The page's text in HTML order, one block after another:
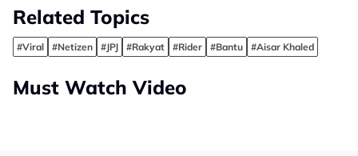
Related Topics
#Viral #Netizen #JPJ #Rakyat #Rider #Bantu #Aisar Khaled
Must Watch Video